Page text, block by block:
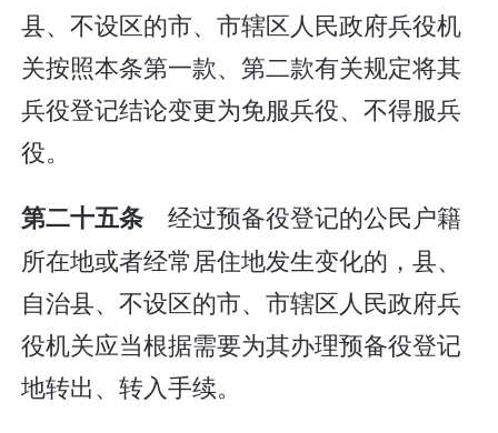
县、不设区的市、市辖区人民政府兵役机
关按照本条第一款、第二款有关规定将其
兵役登记结论变更为免服兵役、不得服兵
役。
第二十五条经过预备役登记的公民户籍
所在地或者经常居住地发生变化的，县、
自治县、不设区的市、市辖区人民政府兵
役机关应当根据需要为其办理预备役登记
地转出、转入手续。